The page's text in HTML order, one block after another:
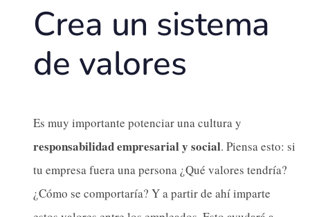
Crea un sistema
de valores
Es muy importante potenciar una cultura y
responsabilidad empresarial y social. Piensa esto: si
tu empresa fuera una persona ¿Qué valores tendría?
¿Cómo se comportaría? Y a partir de ahí imparte